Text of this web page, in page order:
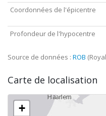
Coordonnées de l'épicentre
Profondeur de l'hypocentre
Source de données : ROB
Carte de localisation
+